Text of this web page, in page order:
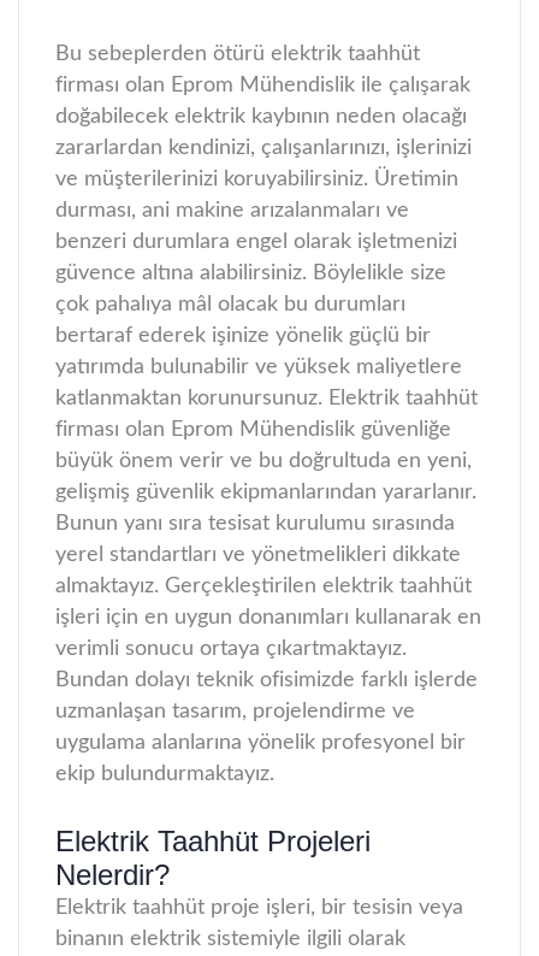
Bu sebeplerden ötürü elektrik taahhüt
firması olan Eprom Mühendislik ile çalışarak
doğabilecek elektrik kaybının neden olacağı
zararlardan kendinizi, çalışanlarınızı, işlerinizi
ve müşterilerinizi koruyabilirsiniz. Üretimin
durması, ani makine arızalanmaları ve
benzeri durumlara engel olarak işletmenizi
güvence altına alabilirsiniz. Böylelikle size
çok pahalıya mâl olacak bu durumları
bertaraf ederek işinize yönelik güçlü bir
yatırımda bulunabilir ve yüksek maliyetlere
katlanmaktan korunursunuz. Elektrik taahhüt
firması olan Eprom Mühendislik güvenliğe
büyük önem verir ve bu doğrultuda en yeni,
gelişmiş güvenlik ekipmanlarından yararlanır.
Bunun yanı sıra tesisat kurulumu sırasında
yerel standartları ve yönetmelikleri dikkate
almaktayız. Gerçekleştirilen elektrik taahhüt
işleri için en uygun donanımları kullanarak en
verimli sonucu ortaya çıkartmaktayız.
Bundan dolayı teknik ofisimizde farklı işlerde
uzmanlaşan tasarım, projelendirme ve
uygulama alanlarına yönelik profesyonel bir
ekip bulundurmaktayız.
Elektrik Taahhüt Projeleri
Nelerdir?
Elektrik taahhüt proje işleri, bir tesisin veya
binanın elektrik sistemiyle ilgili olarak